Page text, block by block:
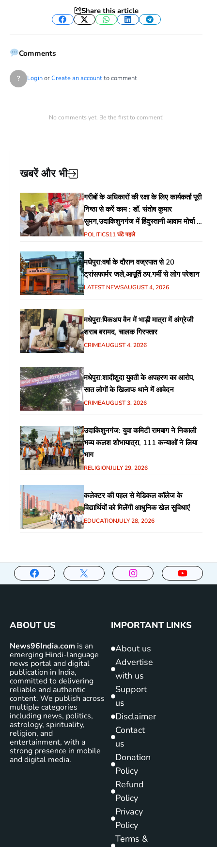
Share this article
Facebook
TwitterWhatsApp
LinkedInTelegram
Comments
? LoginorCreate an accountto comment
No comments yet. Be the first to comment!
खबरें और भी
गरीबों के अधिकारों की रक्षा के लिए कार्यकर्ता पूरी
निष्ठा से करें काम : डॉ. संतोष कुमार
सुमन,उदाकिशुनगंज में हिंदुस्तानी आवाम मोर्चा के
गरीब चौपाल में शिक्षा, स्वास्थ्य, रोजगार समेत
POLITICS11 घंटे पहले
मधेपुरा:वर्षा के दौरान वज्रपात से 20
ट्रांसफार्मर जले,आपूर्ति ठप,गर्मी से लोग परेशान
LATEST NEWSAUGUST 4, 2026
मधेपुरा:पिकअप वैन में भाड़ी मात्रा में अंग्रेजी
शराब बरामद, चालक गिरफ्तार
CRIMEAUGUST 4, 2026
मधेपुरा:शादीशुदा युवती के अपहरण का आरोप,
सात लोगों के खिलाफ थाने में आवेदन
CRIMEAUGUST 3, 2026
उदाकिशुनगंज: युवा कमिटी रामबाग ने निकाली
भव्य कलश शोभायात्रा, 111 कन्याओं ने लिया
भाग
RELIGIONJULY 29, 2026
कलेक्टर की पहल से मेडिकल कॉलेज के
विद्यार्थियों को मिलेंगी आधुनिक खेल सुविधाएं
EDUCATIONJULY 28, 2026
ABOUT US
News96India.com is an
emerging Hindi-language
news portal and digital
publication in India,
committed to delivering
reliable and authentic
content. We publish across
multiple categories
including news, politics,
astrology, spirituality,
religion, and
entertainment, with a
strong presence in mobile
and digital media.
IMPORTANT LINKS
About us
Advertise
with us
Support
us
Disclaimer
Contact
us
Donation
Policy
Refund
Policy
Privacy
Policy
Terms &